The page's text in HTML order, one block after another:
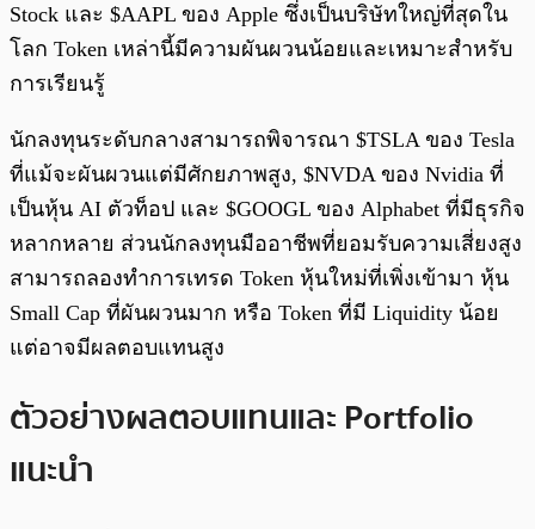
Stock และ $AAPL ของ Apple ซึ่งเป็นบริษัทใหญ่ที่สุดใน
โลก Token เหล่านี้มีความผันผวนน้อยและเหมาะสำหรับ
การเรียนรู้
นักลงทุนระดับกลางสามารถพิจารณา $TSLA ของ Tesla
ที่แม้จะผันผวนแต่มีศักยภาพสูง, $NVDA ของ Nvidia ที่
เป็นหุ้น AI ตัวท็อป และ $GOOGL ของ Alphabet ที่มีธุรกิจ
หลากหลาย ส่วนนักลงทุนมืออาชีพที่ยอมรับความเสี่ยงสูง
สามารถลองทำการเทรด Token หุ้นใหม่ที่เพิ่งเข้ามา หุ้น
Small Cap ที่ผันผวนมาก หรือ Token ที่มี Liquidity น้อย
แต่อาจมีผลตอบแทนสูง
ตัวอย่างผลตอบแทนและ Portfolio
แนะนำ